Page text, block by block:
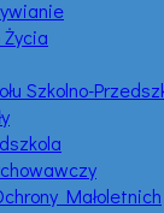
Życia
Szkolno-
Małoletnich